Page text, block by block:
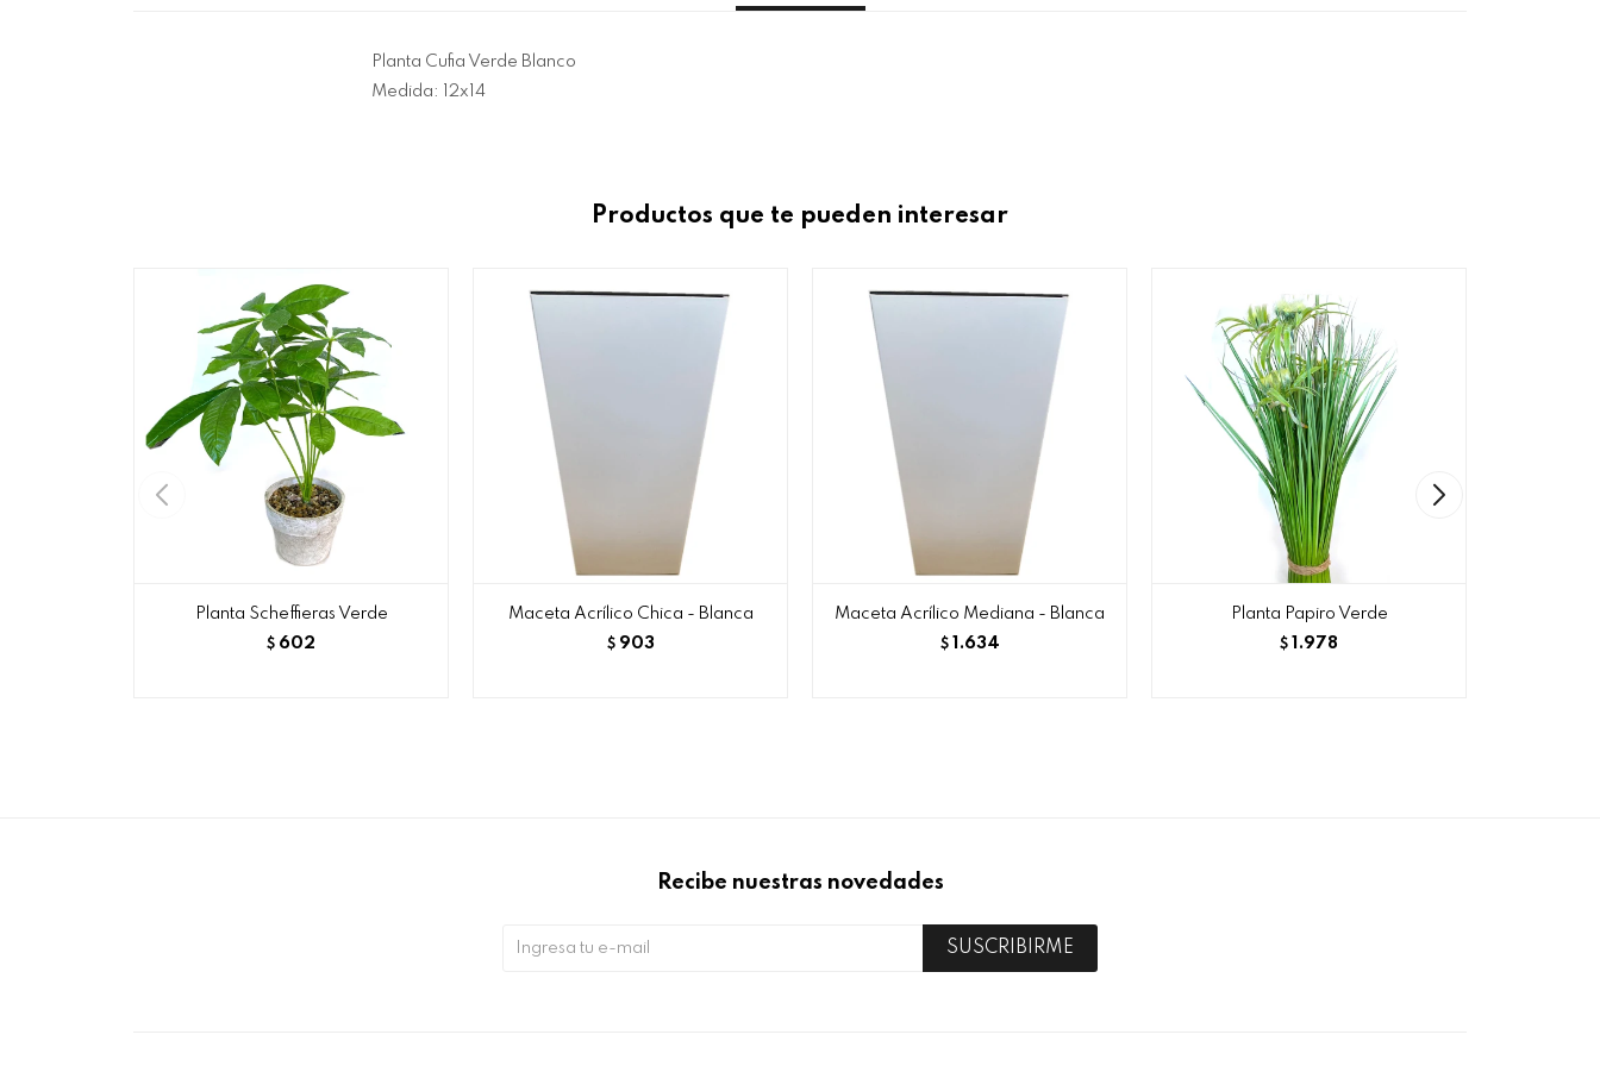
Planta Cufia Verde Blanco
Medida: 12x14
Productos que te pueden interesar
Planta Scheffieras Verde
$ 602
Maceta Acrílico Chica - Blanca
$ 903
Maceta Acrílico Mediana - Blanca
$ 1.634
Planta Papiro Verde
$ 1.978
Recibe nuestras novedades
SUSCRIBIRME